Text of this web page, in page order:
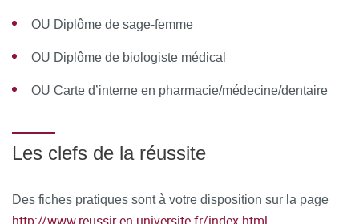
OU Diplôme de sage-femme
OU Diplôme de biologiste médical
OU Carte d’interne en pharmacie/médecine/dentaire
Les clefs de la réussite
Des fiches pratiques sont à votre disposition sur la page